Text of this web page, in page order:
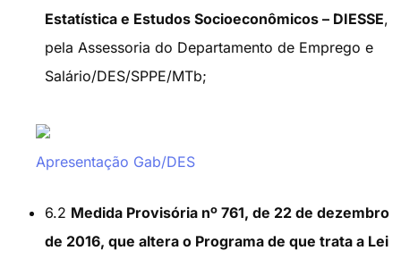
Estatística e Estudos Socioeconômicos – DIESSE,
pela Assessoria do Departamento de Emprego e
Salário/DES/SPPE/MTb;
Apresentação Gab/DES
6.2 Medida Provisória nº 761, de 22 de dezembro
de 2016, que altera o Programa de que trata a Lei